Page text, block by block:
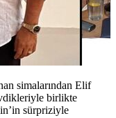
simalarından Elif
birlikte
sürpriziyle